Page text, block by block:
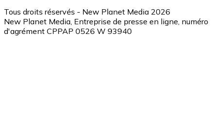
Tous droits réservés - New Planet Media 2026
New Planet Media, Entreprise de presse en ligne, numéro
d'agrément CPPAP 0526 W 93940